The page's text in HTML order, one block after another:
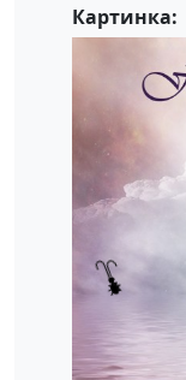
Картинка: